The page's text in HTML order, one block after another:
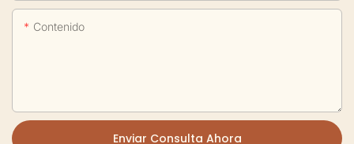
Contenido
Enviar Consulta Ahora